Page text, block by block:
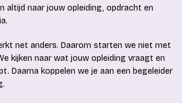
altijd naar jouw opleiding, opdracht en
net anders. Daarom starten we niet met
kijken naar wat jouw opleiding vraagt en
Daarna koppelen we je aan een begeleider